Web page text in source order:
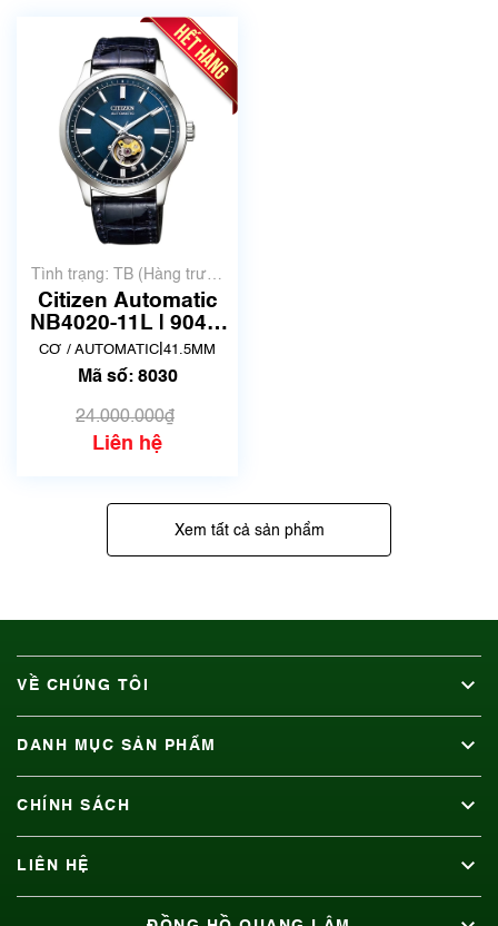
Tình trạng: TB (Hàng trưng
bày, thanh lý)
Citizen Automatic
NB4020-11L | 9040-
S120292 | size
41mm | Mã số 8030
CƠ / AUTOMATIC 41.5MM
Mã số: 8030
24.000.000₫
Liên hệ
Xem tất cả sản phẩm
VỀ CHÚNG TÔI
DANH MỤC SẢN PHẨM
CHÍNH SÁCH
LIÊN HỆ